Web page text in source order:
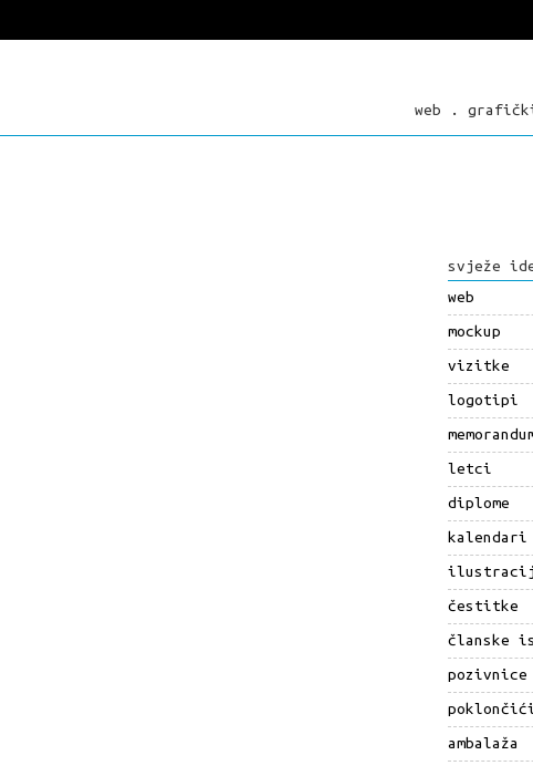
web .
svježe
web
mockup
vizitke
logotipi
letci
diplome
kalendari
čestitke
članske
pozivnice
ambalaža